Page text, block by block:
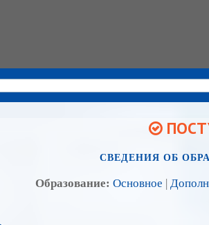
СВЕДЕНИЯ ОБ
Образование: Основное |